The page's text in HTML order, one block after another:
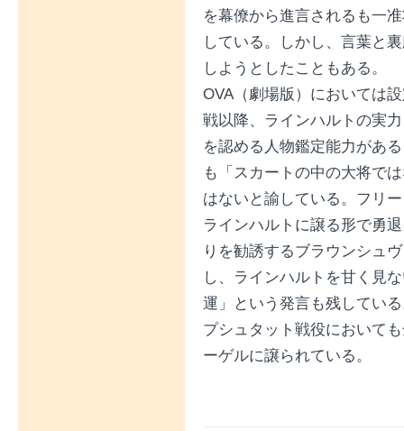
を幕僚から進言されるも一
している。しかし、言葉と
しようとしたこともある。
OVA（劇場版）においては
戦以降、ラインハルトの実
を認める人物鑑定能力があ
も「スカートの中の大将で
はないと諭している。フリ
ラインハルトに譲る形で勇
りを勧誘するブラウンシュ
し、ラインハルトを甘く見
運」という発言も残してい
プシュタット戦役において
ーゲルに譲られている。